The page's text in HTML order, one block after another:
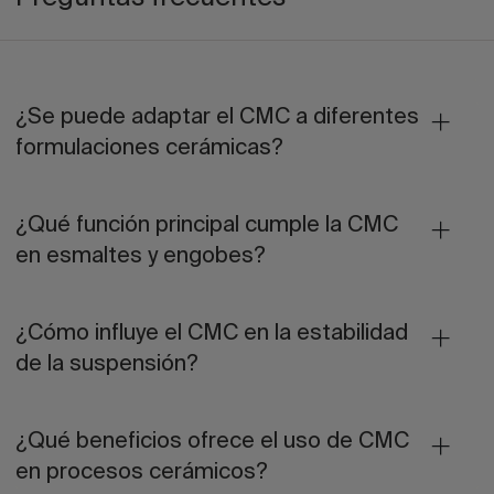
¿Se puede adaptar el CMC a diferentes
formulaciones cerámicas?
¿Qué función principal cumple la CMC
en esmaltes y engobes?
¿Cómo influye el CMC en la estabilidad
de la suspensión?
¿Qué beneficios ofrece el uso de CMC
en procesos cerámicos?